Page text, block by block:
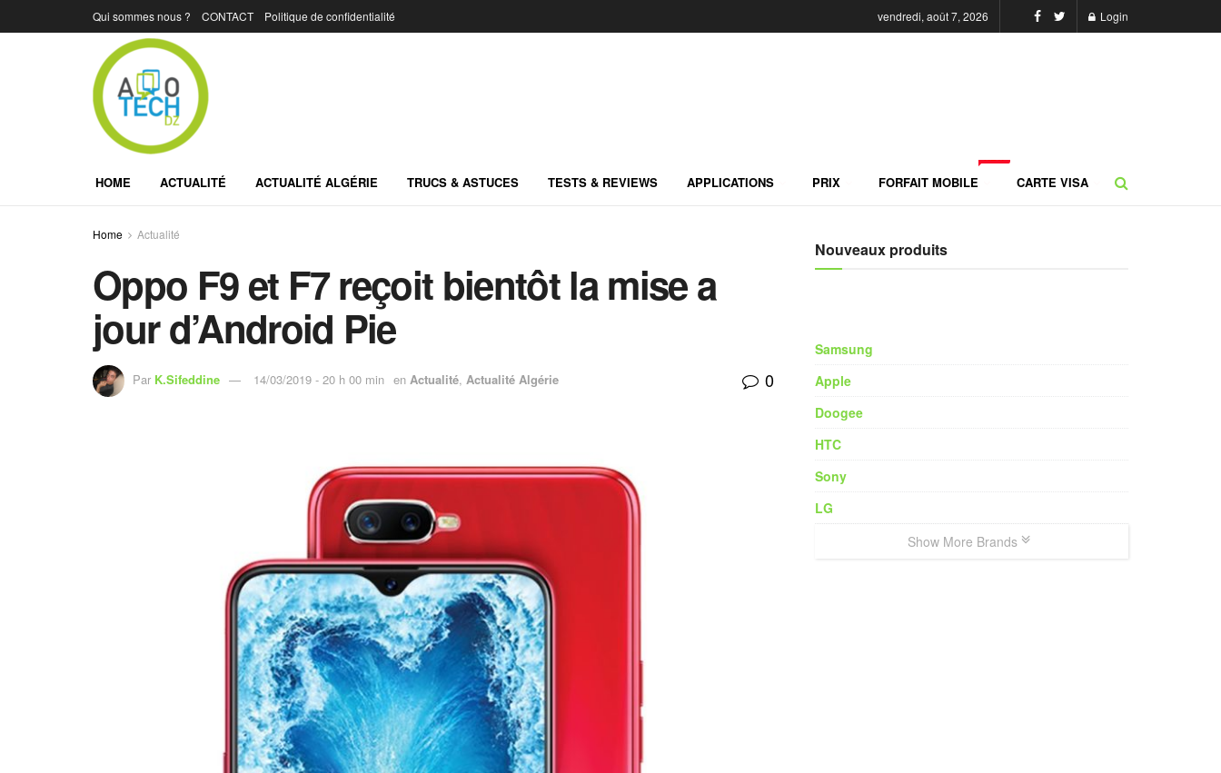
Qui sommes nous ? CONTACT Politique de confidentialité vendredi, août 7, 2026 Login
HOME ACTUALITÉ ACTUALITÉ ALGÉRIE TRUCS & ASTUCES TESTS & REVIEWS APPLICATIONS PRIX FORFAIT MOBILE CARTE VISA
Home Actualité
Oppo F9 et F7 reçoit bientôt la mise a
jour d’Android Pie
Par K.Sifeddine 14/03/2019 - 20 h 00 min en Actualité, Actualité Algérie 0
Nouveaux produits
Samsung
Apple
Doogee
HTC
Sony
LG
Show More Brands